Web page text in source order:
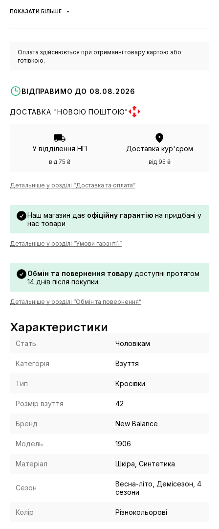
ПОКАЗАТИ БІЛЬШЕ
Оплата здійснюється при отриманні товару картою або
готівкою.
ВІДПРАВИМО ДО 08.08.2026
ДОСТАВКА "НОВОЮ ПОШТОЮ"
У відділення НП
від 75 ₴
Доставка кур'єром
від 95 ₴
Детальніше у розділі “Доставка та оплата”
Наш магазин дає офіційну гарантію на придбані у
нас товари
Детальніше у розділі “Умови гарантії”
Обмін та повернення товару доступні протягом
14 днів після покупки.
Детальніше у розділі “Обмін та повернення”
Характеристики
Стать Чоловікам
Категорія Взуття
Тип Кросівки
Розмір взуття 42
Бренд New Balance
Модель 1906
Матеріал Шкіра, Синтетика
Сезон
Весна-літо, Демісезон, 4
сезони
Колір Різнокольорові